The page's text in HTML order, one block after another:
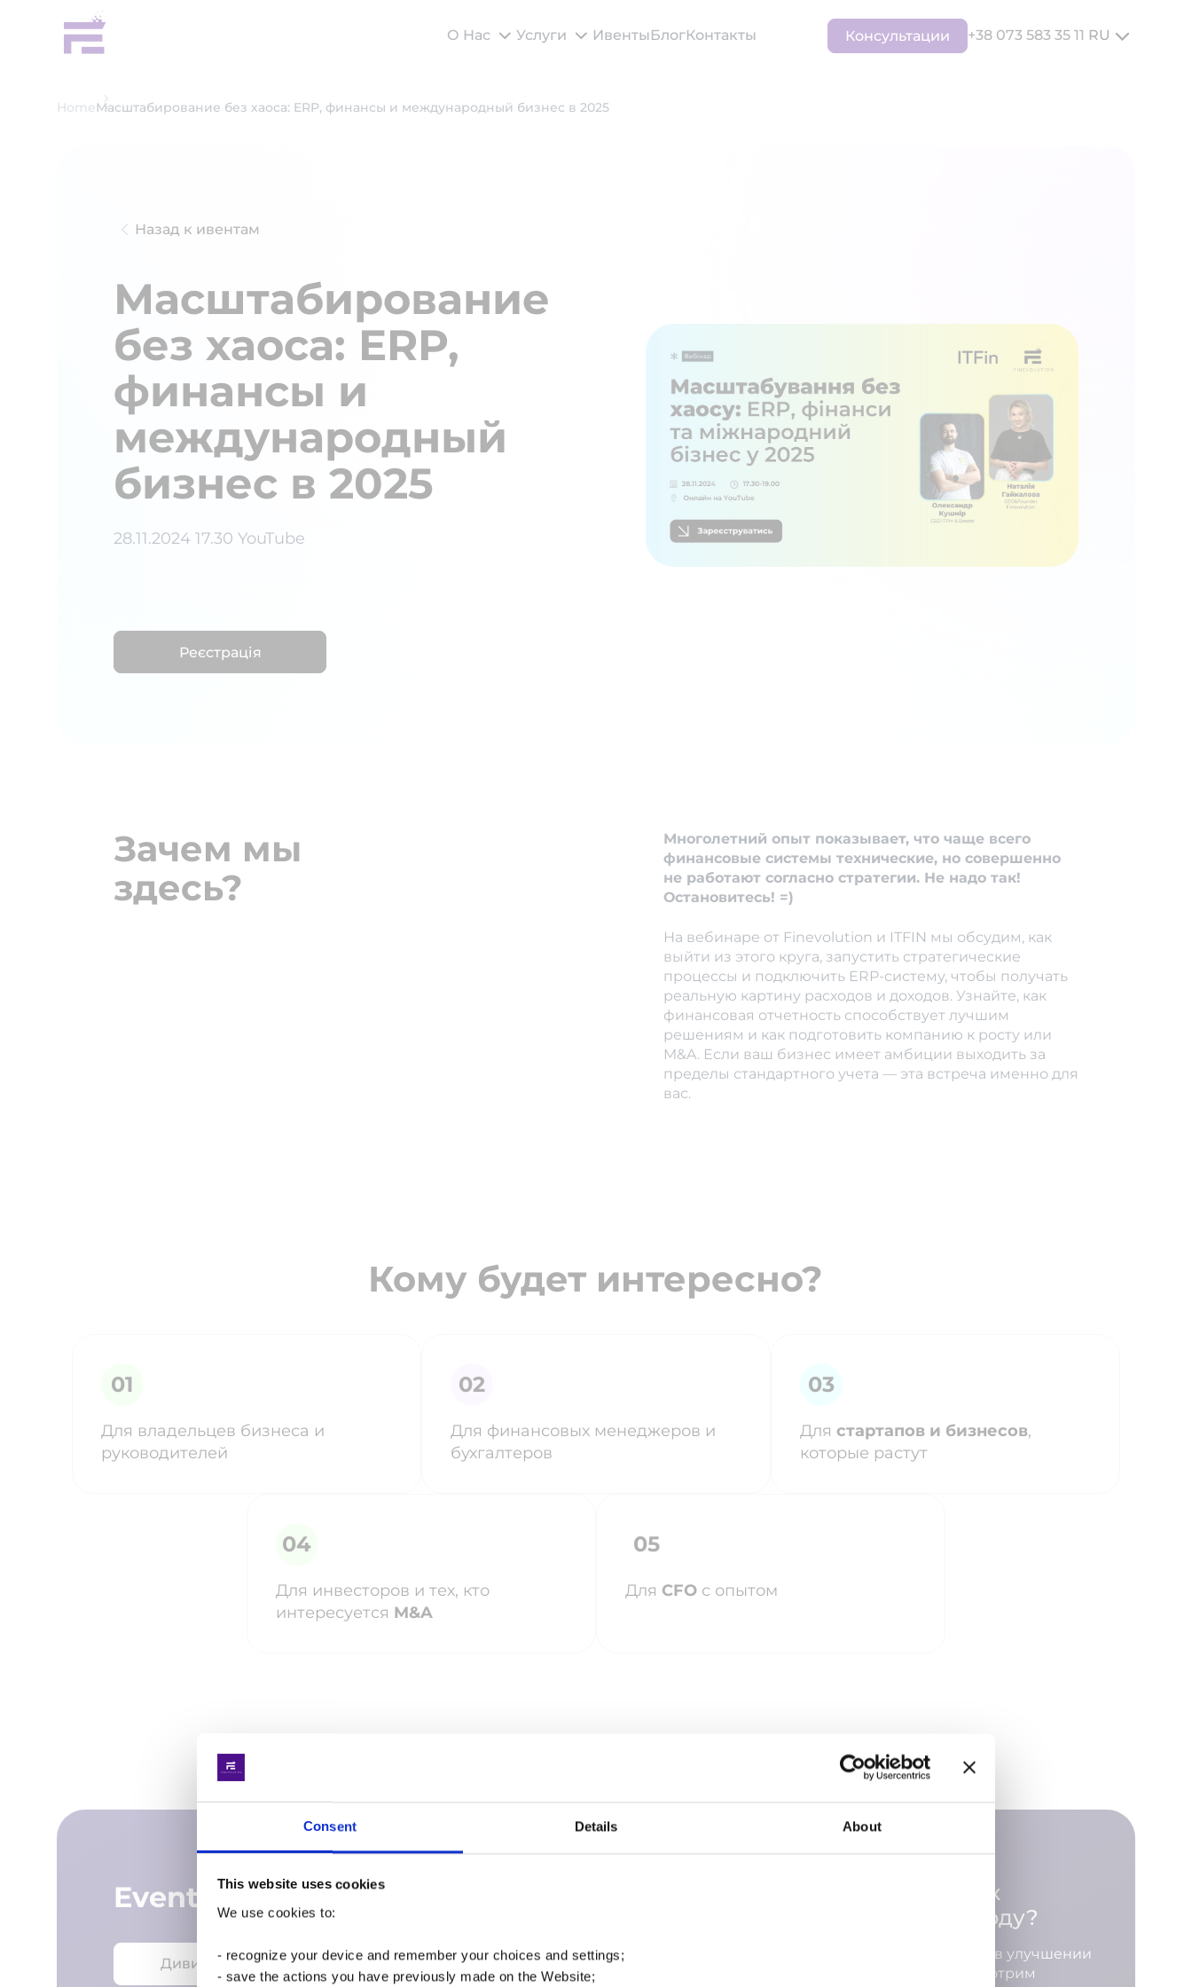
Consent Details About
This website uses cookies
We use cookies to:
- recognize your device and remember your choices and settings;
- save the actions you have previously made on the Website;
О Нас Услуги ИвентыБлогКонтакты Консультации +38 073 583 35 11 RU
HomeМасштабирование без хаоса: ERP, финансы и международный бизнес в 2025
Назад к ивентам
Масштабирование
без хаоса: ERP,
финансы и
международный
бизнес в 2025
28.11.2024 17.30 YouTube
Реєстрація
Зачем мы
здесь?
Многолетний опыт показывает, что чаще всего
финансовые системы технические, но совершенно
не работают согласно стратегии. Не надо так!
Остановитесь! =)
На вебинаре от Finevolution и ITFIN мы обсудим, как
выйти из этого круга, запустить стратегические
процессы и подключить ERP-систему, чтобы получать
реальную картину расходов и доходов. Узнайте, как
финансовая отчетность способствует лучшим
решениям и как подготовить компанию к росту или
M&A. Если ваш бизнес имеет амбиции выходить за
пределы стандартного учета — эта встреча именно для
вас.
Кому будет интересно?
Для владельцев бизнеса и
руководителей
Для финансовых менеджеров и
бухгалтеров
Длястартапов и бизнесов,
которые растут
Для инвесторов и тех, кто
интересуется M&A
Для CFO с опытом
Event agenda
Дивитись запис
ERP система для бизнеса: как
выбрать и значение в 2025 году?
Получите знания о ERP-системах и их роли в улучшении
операций и точном учете затрат. Мы рассмотрим
The requested content cannot be